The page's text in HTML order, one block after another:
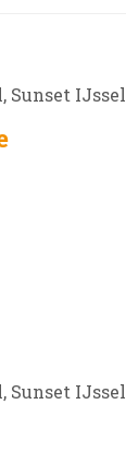
Sunset IJssel
Sunset IJssel